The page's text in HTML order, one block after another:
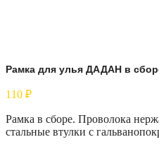
Рамка для улья ДАДАН в
110 ₽
Рамка в сборе. Проволока
стальные втулки с